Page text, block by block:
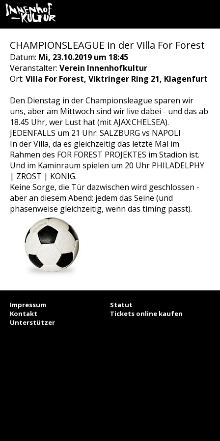
CHAMPIONSLEAGUE in der Villa For Forest
Datum: Mi, 23.10.2019 um 18:45
Veranstalter: Verein Innenhofkultur
Ort: Villa For Forest, Viktringer Ring 21, Klagenfurt
Den Dienstag in der Championsleague sparen wir
uns, aber am Mittwoch sind wir live dabei - und das ab
18.45 Uhr, wer Lust hat (mit AJAX:CHELSEA).
JEDENFALLS um 21 Uhr: SALZBURG vs NAPOLI
In der Villa, da es gleichzeitig das letzte Mal im
Rahmen des FOR FOREST PROJEKTES im Stadion ist.
Und im Kaminraum spielen um 20 Uhr PHILADELPHY
| ZROST | KÖNIG.
Keine Sorge, die Tür dazwischen wird geschlossen -
aber an diesem Abend: jedem das Seine (und
phasenweise gleichzeitig, wenn das timing passt).
Impressum
Statut
Kontakt
Tickets online kaufen
Unterstützer